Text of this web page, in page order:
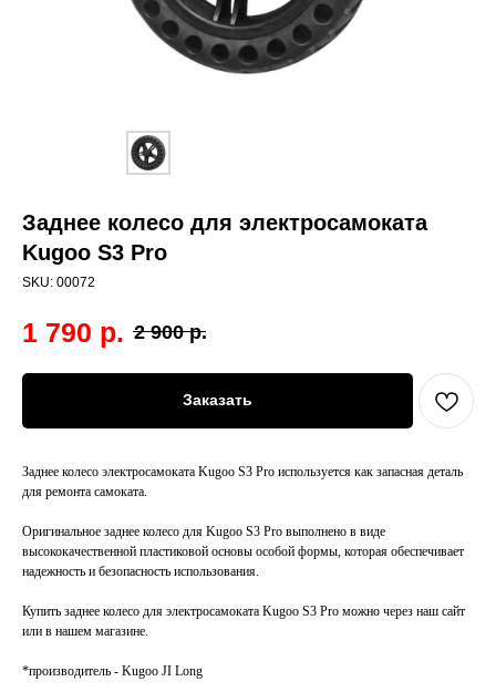
Заднее колесо для электросамоката
Kugoo S3 Pro
SKU: 00072
1 790 р. 2 900 р.
Заказать
Заднее колесо электросамоката Kugoo S3 Pro используется как запасная деталь
для ремонта самоката.
Оригинальное заднее колесо для Kugoo S3 Pro выполнено в виде
высококачественной пластиковой основы особой формы, которая обеспечивает
надежность и безопасность использования.
Купить заднее колесо для электросамоката Kugoo S3 Pro можно через наш сайт
или в нашем магазине.
*производитель - Kugoo JI Long